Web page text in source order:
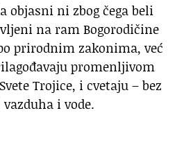
objasni ni zbog čega beli
na ram Bogorodičine
prirodnim zakonima, već
promenljivom
Trojice, i cvetaju – bez
i vode.